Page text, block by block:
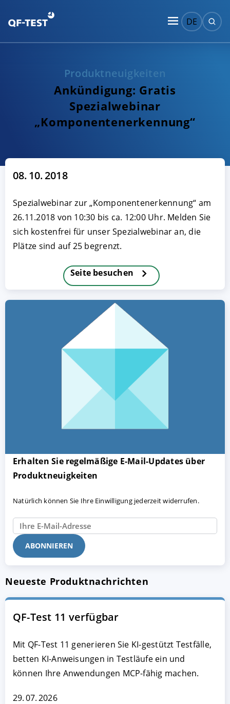
DE
Produktneuigkeiten
Ankündigung: Gratis
Spezialwebinar
„Komponentenerkennung“
08. 10. 2018
Spezialwebinar zur „Komponentenerkennung“ am
26.11.2018 von 10:30 bis ca. 12:00 Uhr. Melden Sie
sich kostenfrei für unser Spezialwebinar an, die
Plätze sind auf 25 begrenzt.
Seite besuchen
Erhalten Sie regelmäßige E-Mail-Updates über
Produktneuigkeiten
Natürlich können Sie Ihre Einwilligung jederzeit widerrufen.
Neueste Produktnachrichten
QF-Test 11 verfügbar
Mit QF-Test 11 generieren Sie KI-gestützt Testfälle,
betten KI-Anweisungen in Testläufe ein und
können Ihre Anwendungen MCP-fähig machen.
29. 07. 2026
AKZEPTIEREN KONFIGURIEREN
Datenschutz